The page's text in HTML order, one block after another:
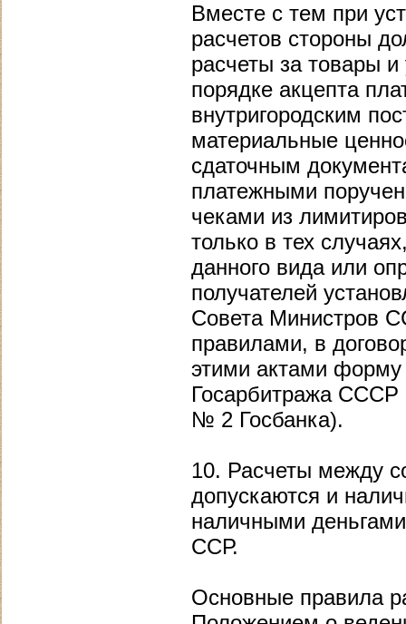
Вместе с тем при
расчетов стороны
расчеты за товары
порядке акцепта
внутригородским
материальные
сдаточным
платежными
чеками из
только в тех
данного вида или
получателей
Совета Министров
правилами, в
этими актами форму
Госарбитража СССР
№ 2 Госбанка).
10. Расчеты между
допускаются и
наличными
ССР.
Основные правила